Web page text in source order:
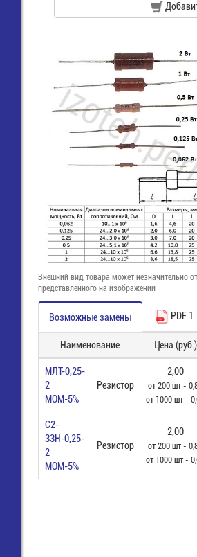
Внешний вид товара может незначительно
представленного на изображении
Возможные замены PDF 1
Наименование Цена (руб.)
МЛТ-0,25-
2
МОМ-5%
Резистор
2,00
от 200 шт -
от 1000 шт -
С2-
33Н-0,25-
2
МОМ-5%
Резистор
2,00
от 200 шт -
от 1000 шт -